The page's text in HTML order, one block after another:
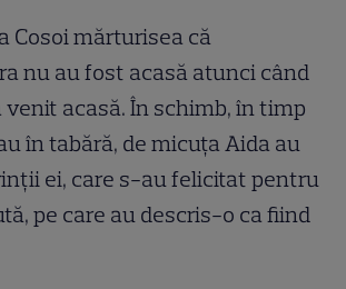
Cosoi mărturisea că
nu au fost acasă atunci când
venit acasă. În schimb, în timp
în tabără, de micuța Aida au
ei, care s-au felicitat pentru
pe care au descris-o ca fiind